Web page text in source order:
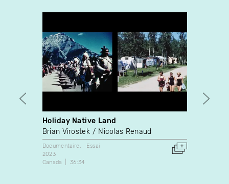
Holiday Native Land
Brian Virostek
Nicolas Renaud
Documentaire
Essai
2023
Canada
36:34